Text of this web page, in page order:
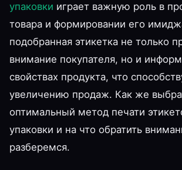
упаковки играет важную роль в
товара и формировании его
подобранная этикетка не только
внимание покупателя, но и
свойствах продукта, что
увеличению продаж. Как же
оптимальный метод печати
упаковки и на что обратить
разберемся.